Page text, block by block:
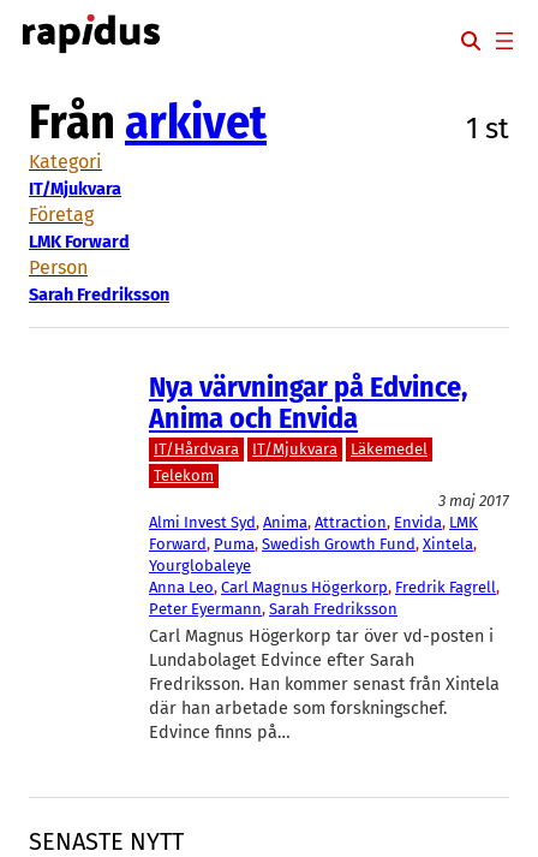
Hoppa
till
SENASTE NYTT
Från arkivet 1 st
Kategori
IT/Mjukvara
Företag
LMK Forward
Person
Sarah Fredriksson
Nya värvningar på Edvince,
Anima och Envida
IT/Hårdvara IT/Mjukvara
Läkemedel
Telekom
3 maj 2017
Almi Invest Syd, Anima, Attraction, Envida, LMK
Forward, Puma, Swedish Growth Fund, Xintela
Yourglobaleye
Anna Leo, Carl Magnus Högerkorp, Fredrik Fagrell
Peter Eyermann, Sarah Fredriksson
Carl Magnus Högerkorp tar över vd-posten i
Lundabolaget Edvince efter Sarah
Fredriksson. Han kommer senast från Xintela
där han arbetade som forskningschef.
Edvince finns på…